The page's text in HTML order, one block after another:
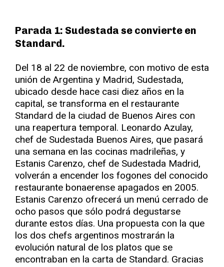
Parada 1: Sudestada se convierte en
Standard.
Del 18 al 22 de noviembre, con motivo de esta
unión de Argentina y Madrid, Sudestada,
ubicado desde hace casi diez años en la
capital, se transforma en el restaurante
Standard de la ciudad de Buenos Aires con
una reapertura temporal. Leonardo Azulay,
chef de Sudestada Buenos Aires, que pasará
una semana en las cocinas madrileñas, y
Estanis Carenzo, chef de Sudestada Madrid,
volverán a encender los fogones del conocido
restaurante bonaerense apagados en 2005.
Estanis Carenzo ofrecerá un menú cerrado de
ocho pasos que sólo podrá degustarse
durante estos días. Una propuesta con la que
los dos chefs argentinos mostrarán la
evolución natural de los platos que se
encontraban en la carta de Standard. Gracias